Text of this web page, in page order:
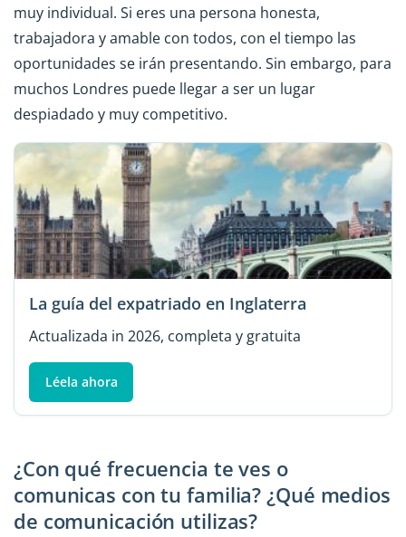
muy individual. Si eres una persona honesta,
trabajadora y amable con todos, con el tiempo las
oportunidades se irán presentando. Sin embargo, para
muchos Londres puede llegar a ser un lugar
despiadado y muy competitivo.
La guía del expatriado en Inglaterra
Actualizada in 2026, completa y gratuita
Léela ahora
¿Con qué frecuencia te ves o
comunicas con tu familia? ¿Qué medios
de comunicación utilizas?